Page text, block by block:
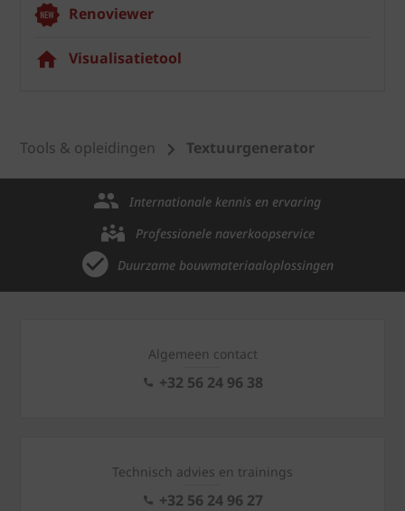
Renoviewer
Visualisatietool
Tools & opleidingen Textuurgenerator
Internationale kennis en ervaring
Professionele naverkoopservice
Duurzame bouwmateriaaloplossingen
Algemeen contact
+32 56 24 96 38
Technisch advies en trainings
+32 56 24 96 27